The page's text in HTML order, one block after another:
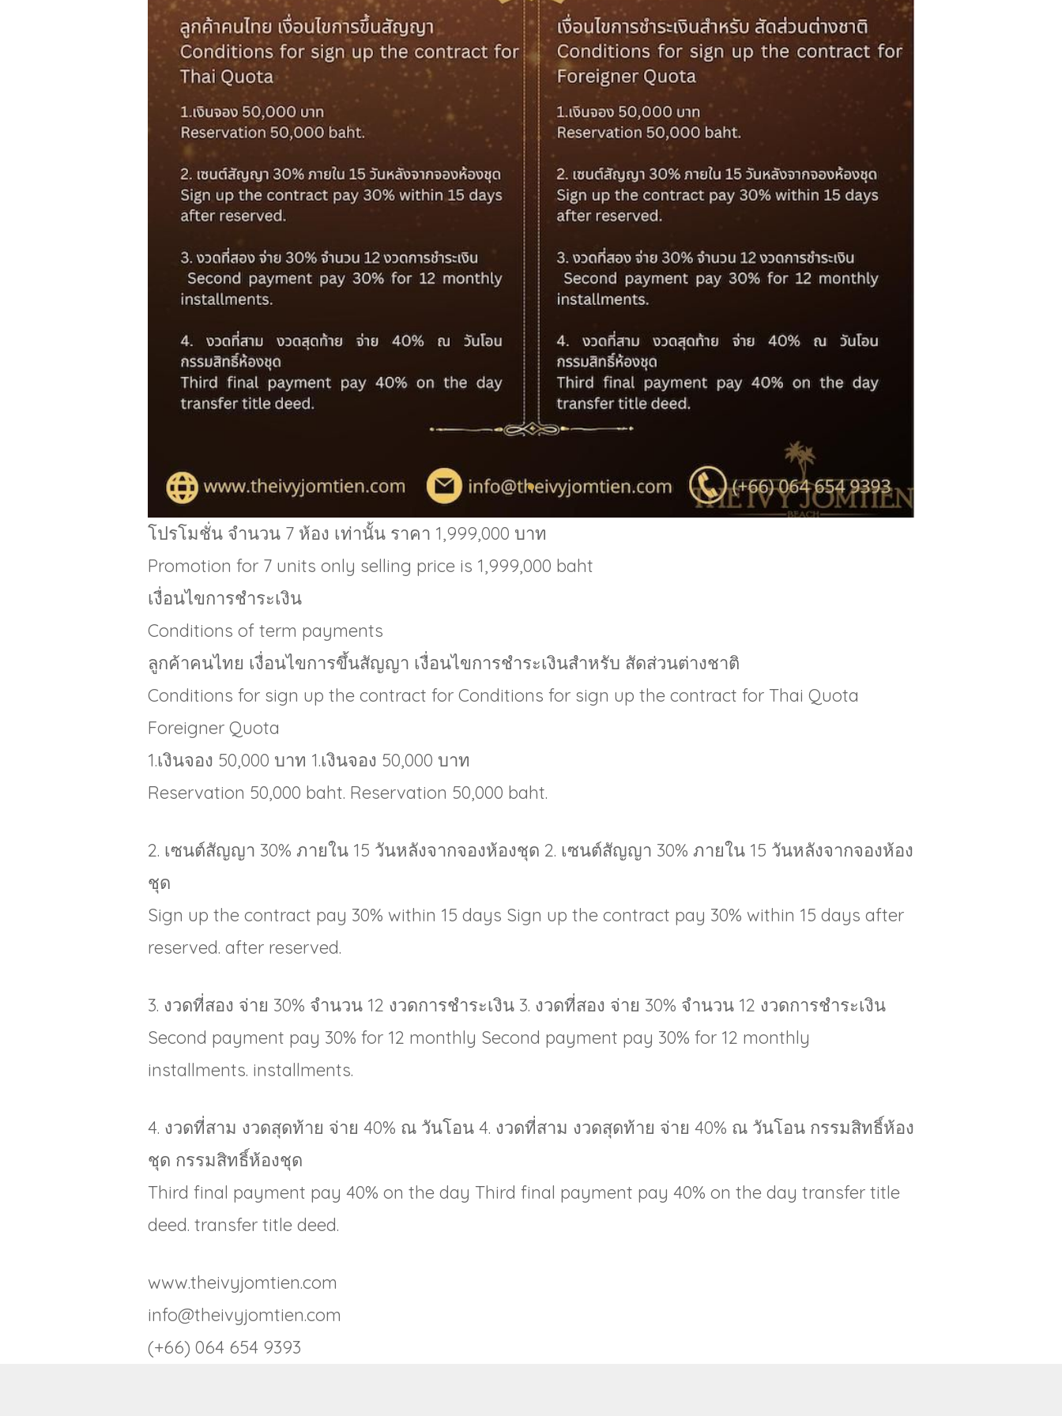
โปรโมชั่น จำนวน 7 ห้อง เท่านั้น ราคา 1,999,000 บาท
Promotion for 7 units only selling price is 1,999,000 baht
เงื่อนไขการชำระเงิน
Conditions of term payments
ลูกค้าคนไทย เงื่อนไขการขึ้นสัญญา เงื่อนไขการชำระเงินสำหรับ สัดส่วนต่างชาติ
Conditions for sign up the contract for Conditions for sign up the contract for Thai Quota
Foreigner Quota
1.เงินจอง 50,000 บาท 1.เงินจอง 50,000 บาท
Reservation 50,000 baht. Reservation 50,000 baht.
2. เซนต์สัญญา 30% ภายใน 15 วันหลังจากจองห้องชุด 2. เซนต์สัญญา 30% ภายใน 15 วันหลังจากจองห้อง
ชุด
Sign up the contract pay 30% within 15 days Sign up the contract pay 30% within 15 days after
reserved. after reserved.
3. งวดที่สอง จ่าย 30% จำนวน 12 งวดการชำระเงิน 3. งวดที่สอง จ่าย 30% จำนวน 12 งวดการชำระเงิน
Second payment pay 30% for 12 monthly Second payment pay 30% for 12 monthly
installments. installments.
4. งวดที่สาม งวดสุดท้าย จ่าย 40% ณ วันโอน 4. งวดที่สาม งวดสุดท้าย จ่าย 40% ณ วันโอน กรรมสิทธิ์ห้อง
ชุด กรรมสิทธิ์ห้องชุด
Third final payment pay 40% on the day Third final payment pay 40% on the day transfer title
deed. transfer title deed.
www.theivyjomtien.com
info@theivyjomtien.com
(+66) 064 654 9393